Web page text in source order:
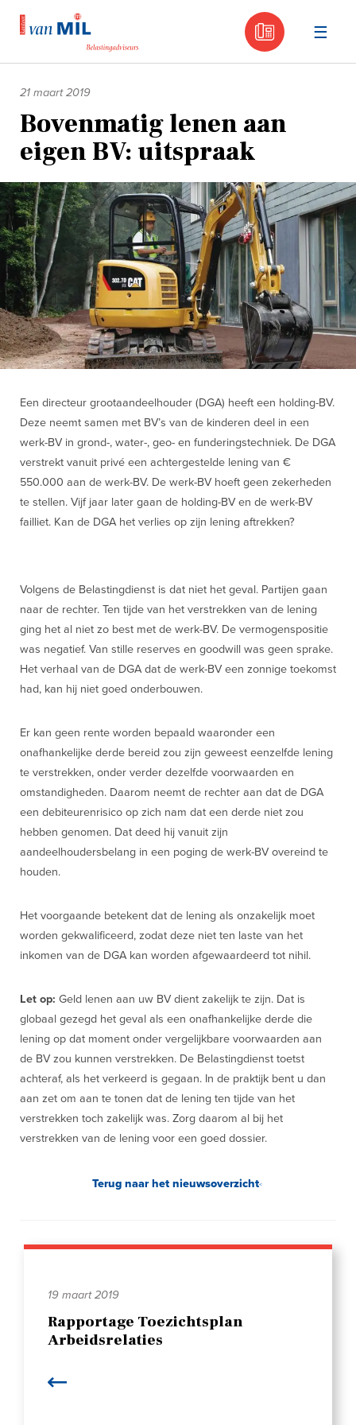
030 -
inhoud
21 maart 2019
Bovenmatig lenen aan
eigen BV: uitspraak
Een directeur grootaandeelhouder (DGA) heeft een holding-BV.
Deze neemt samen met BV’s van de kinderen deel in een
werk-BV in grond-, water-, geo- en funderingstechniek. De DGA
verstrekt vanuit privé een achtergestelde lening van €
550.000 aan de werk-BV. De werk-BV hoeft geen zekerheden
te stellen. Vijf jaar later gaan de holding-BV en de werk-BV
failliet. Kan de DGA het verlies op zijn lening aftrekken?
Volgens de Belastingdienst is dat niet het geval. Partijen gaan
naar de rechter. Ten tijde van het verstrekken van de lening
ging het al niet zo best met de werk-BV. De vermogenspositie
was negatief. Van stille reserves en goodwill was geen sprake.
Het verhaal van de DGA dat de werk-BV een zonnige toekomst
had, kan hij niet goed onderbouwen.
Er kan geen rente worden bepaald waaronder een
onafhankelijke derde bereid zou zijn geweest eenzelfde lening
te verstrekken, onder verder dezelfde voorwaarden en
omstandigheden. Daarom neemt de rechter aan dat de DGA
een debiteurenrisico op zich nam dat een derde niet zou
hebben genomen. Dat deed hij vanuit zijn
aandeelhoudersbelang in een poging de werk-BV overeind te
houden.
Het voorgaande betekent dat de lening als onzakelijk moet
worden gekwalificeerd, zodat deze niet ten laste van het
inkomen van de DGA kan worden afgewaardeerd tot nihil.
Let op: Geld lenen aan uw BV dient zakelijk te zijn. Dat is
globaal gezegd het geval als een onafhankelijke derde die
lening op dat moment onder vergelijkbare voorwaarden aan
de BV zou kunnen verstrekken. De Belastingdienst toetst
achteraf, als het verkeerd is gegaan. In de praktijk bent u dan
aan zet om aan te tonen dat de lening ten tijde van het
verstrekken toch zakelijk was. Zorg daarom al bij het
verstrekken van de lening voor een goed dossier.
Terug naar het nieuwsoverzicht
19 maart 2019
Rapportage Toezichtsplan
Arbeidsrelaties